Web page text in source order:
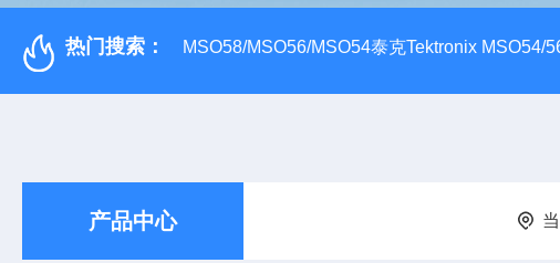
热门搜索： MSO58/MSO56/MSO54泰克Tektronix MSO54/
产品中心